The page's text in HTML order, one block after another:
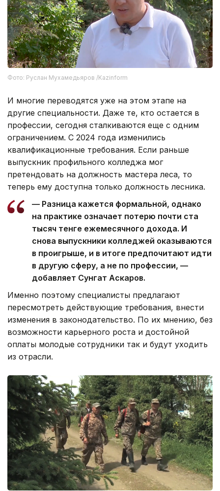
Фото: Руслан Мухамедьяров /Kazinform
И многие переводятся уже на этом этапе на
другие специальности. Даже те, кто остается в
профессии, сегодня сталкиваются еще с одним
ограничением. С 2024 года изменились
квалификационные требования. Если раньше
выпускник профильного колледжа мог
претендовать на должность мастера леса, то
теперь ему доступна только должность лесника.
— Разница кажется формальной, однако
на практике означает потерю почти ста
тысяч тенге ежемесячного дохода. И
снова выпускники колледжей оказываются
в проигрыше, и в итоге предпочитают идти
в другую сферу, а не по профессии, —
добавляет Сунгат Аскаров.
Именно поэтому специалисты предлагают
пересмотреть действующие требования, внести
изменения в законодательство. По их мнению, без
возможности карьерного роста и достойной
оплаты молодые сотрудники так и будут уходить
из отрасли.